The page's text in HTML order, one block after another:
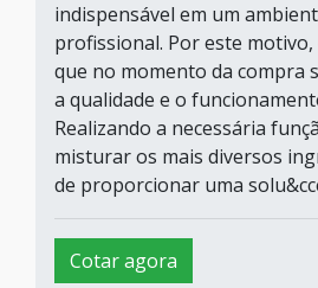
indispensável em um
profissional. Por este
que no momento da compra
a qualidade e o
Realizando a necessária
misturar os mais diversos
de proporcionar uma
Cotar agora